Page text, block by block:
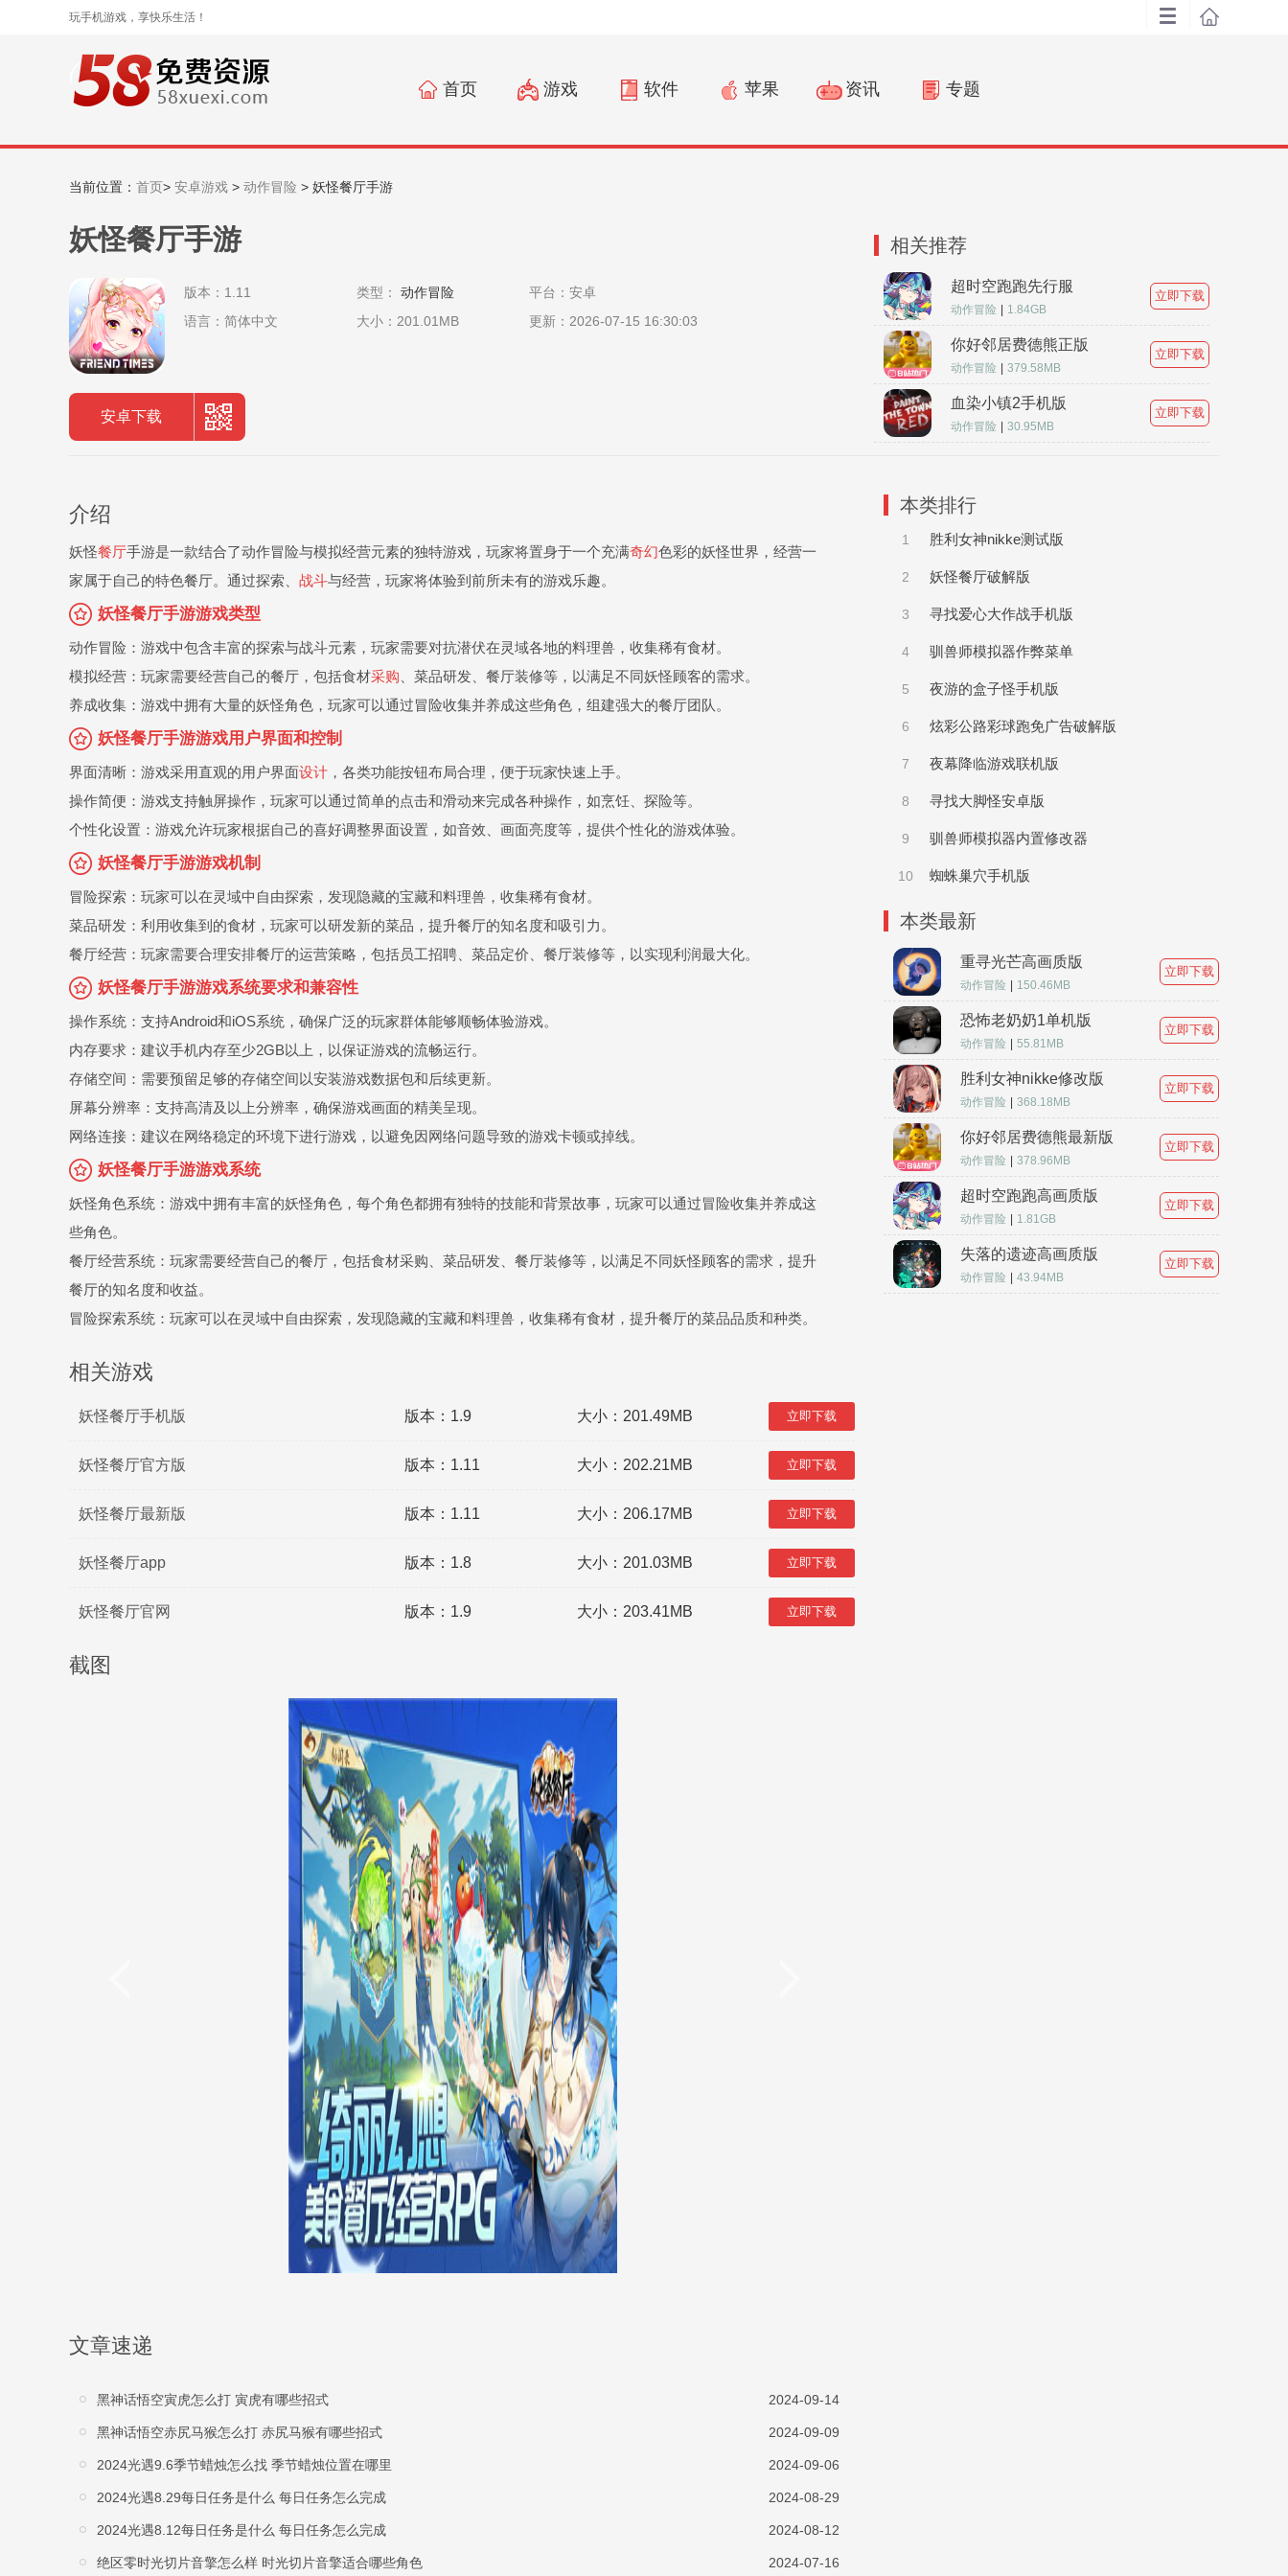
玩手机游戏，享快乐生活！
首页 游戏 软件 苹果
资讯
专题
当前位置： 首页> 安卓游戏 > 动作冒险 > 妖怪餐厅手游
妖怪餐厅手游
版本：1.11 类型： 动作冒险
平台：安卓
语言：简体中文
大小：201.01MB 更新：2026-07-15 16:30:03
安卓下载
相关推荐
超时空跑跑先行服
动作冒险 1.84GB
立即下载
你好邻居费德熊正版
动作冒险 379.58MB
立即下载
血染小镇2手机版
动作冒险 30.95MB
立即下载
介绍
妖怪餐厅手游是一款结合了动作冒险与模拟经营元素的独特游戏，玩家将置身于一个充满奇幻色彩的妖怪世界，经营一
家属于自己的特色餐厅。通过探索、 战斗与经营，玩家将体验到前所未有的游戏乐趣。
妖怪餐厅手游游戏类型
动作冒险：游戏中包含丰富的探索与战斗元素，玩家需要对抗潜伏在灵域各地的料理兽，收集稀有食材。
模拟经营：玩家需要经营自己的餐厅，包括食材采购 、菜品研发、餐厅装修等，以满足不同妖怪顾客的需求。
养成收集：游戏中拥有大量的妖怪角色，玩家可以通过冒险收集并养成这些角色，组建强大的餐厅团队。
妖怪餐厅手游游戏用户界面和控制
界面清晰：游戏采用直观的用户界面设计 ，各类功能按钮布局合理，便于玩家快速上手。
操作简便：游戏支持触屏操作，玩家可以通过简单的点击和滑动来完成各种操作，如烹饪、探险等。
个性化设置：游戏允许玩家根据自己的喜好调整界面设置，如音效、画面亮度等，提供个性化的游戏体验。
妖怪餐厅手游游戏机制
冒险探索：玩家可以在灵域中自由探索，发现隐藏的宝藏和料理兽，收集稀有食材。
菜品研发：利用收集到的食材，玩家可以研发新的菜品，提升餐厅的知名度和吸引力。
餐厅经营：玩家需要合理安排餐厅的运营策略，包括员工招聘、菜品定价、餐厅装修等，以实现利润最大化。
妖怪餐厅手游游戏系统要求和兼容性
操作系统：支持Android和iOS系统，确保广泛的玩家群体能够顺畅体验游戏。
内存要求：建议手机内存至少2GB以上，以保证游戏的流畅运行。
存储空间：需要预留足够的存储空间以安装游戏数据包和后续更新。
屏幕分辨率：支持高清及以上分辨率，确保游戏画面的精美呈现。
网络连接：建议在网络稳定的环境下进行游戏，以避免因网络问题导致的游戏卡顿或掉线。
妖怪餐厅手游游戏系统
妖怪角色系统：游戏中拥有丰富的妖怪角色，每个角色都拥有独特的技能和背景故事，玩家可以通过冒险收集并养成这
些角色。
餐厅经营系统：玩家需要经营自己的餐厅，包括食材采购、菜品研发、餐厅装修等，以满足不同妖怪顾客的需求，提升
餐厅的知名度和收益。
冒险探索系统：玩家可以在灵域中自由探索，发现隐藏的宝藏和料理兽，收集稀有食材，提升餐厅的菜品品质和种类。
相关游戏
妖怪餐厅手机版 版本：1.9 大小：201.49MB 立即下载
妖怪餐厅官方版 版本：1.11 大小：202.21MB 立即下载
妖怪餐厅最新版 版本：1.11 大小：206.17MB 立即下载
妖怪餐厅app 版本：1.8 大小：201.03MB 立即下载
妖怪餐厅官网 版本：1.9 大小：203.41MB 立即下载
截图
文章速递
黑神话悟空寅虎怎么打 寅虎有哪些招式 2024-09-14
黑神话悟空赤尻马猴怎么打 赤尻马猴有哪些招式 2024-09-09
2024光遇9.6季节蜡烛怎么找 季节蜡烛位置在哪里 2024-09-06
2024光遇8.29每日任务是什么 每日任务怎么完成 2024-08-29
2024光遇8.12每日任务是什么 每日任务怎么完成 2024-08-12
绝区零时光切片音擎怎么样 时光切片音擎适合哪些角色 2024-07-16
本类排行
1 胜利女神nikke测试版
2 妖怪餐厅破解版
3 寻找爱心大作战手机版
4 驯兽师模拟器作弊菜单
5 夜游的盒子怪手机版
6 炫彩公路彩球跑免广告破解版
7 夜幕降临游戏联机版
8 寻找大脚怪安卓版
9 驯兽师模拟器内置修改器
10 蜘蛛巢穴手机版
本类最新
重寻光芒高画质版
动作冒险 150.46MB
立即下载
恐怖老奶奶1单机版
动作冒险 55.81MB
立即下载
胜利女神nikke修改版
动作冒险 368.18MB
立即下载
你好邻居费德熊最新版
动作冒险 378.96MB
立即下载
超时空跑跑高画质版
动作冒险 1.81GB
立即下载
失落的遗迹高画质版
动作冒险 43.94MB
立即下载